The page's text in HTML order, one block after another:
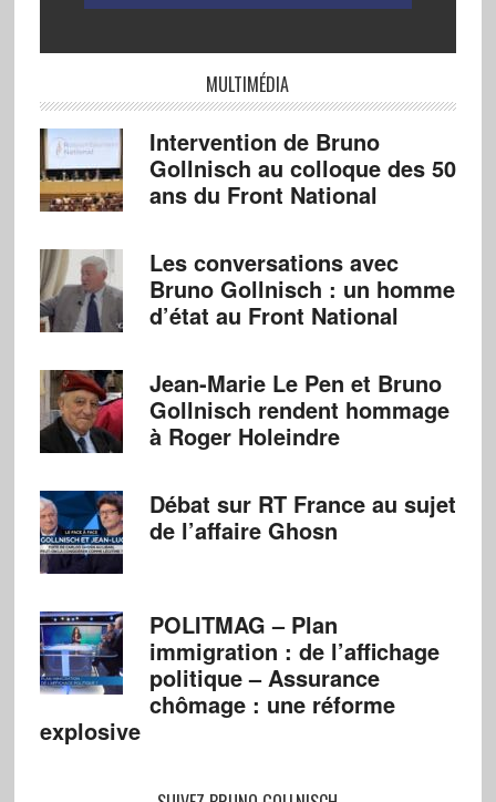
MULTIMÉDIA
Intervention de Bruno
Gollnisch au colloque des 50
ans du Front National
Les conversations avec
Bruno Gollnisch : un homme
d’état au Front National
Jean-Marie Le Pen et Bruno
Gollnisch rendent hommage
à Roger Holeindre
Débat sur RT France au sujet
de l’affaire Ghosn
POLITMAG – Plan
immigration : de l’affichage
politique – Assurance
chômage : une réforme
explosive